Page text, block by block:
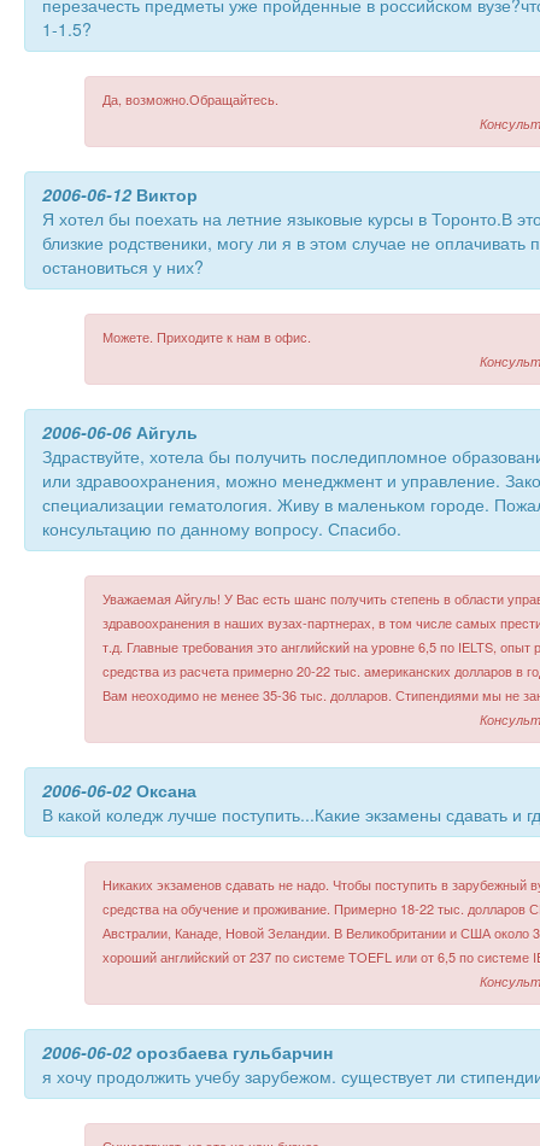
перезачесть предметы уже пройденные в российском
1-1.5?
Да, возможно.Обращайтесь.
2006-06-12Виктор
Я хотел бы поехать на летние языковые курсы в Торонто.В
близкие родственики, могу ли я в этом случае не оплачивать
остановиться у них?
Можете. Приходите к нам в офис.
2006-06-06 Айгуль
Здраствуйте, хотела бы получить последипломное
или здравоохранения, можно менеджмент и управление.
специализации гематология. Живу в маленьком городе.
консультацию по данному вопросу. Спасибо.
Уважаемая Айгуль! У Вас есть шанс получить степень в области
здравоохранения в наших вузах-партнерах, в том числе самых
т.д. Главные требования это английский на уровне 6,5 по IELTS, опыт
средства из расчета примерно 20-22 тыс. американских долларов в
Вам неоходимо не менее 35-36 тыс. долларов. Стипендиями мы не
2006-06-02Оксана
В какой коледж лучше поступить...Какие экзамены сдавать и
Никаких экзаменов сдавать не надо. Чтобы поступить в зарубежный
средства на обучение и проживание. Примерно 18-22 тыс. долларов
Австралии, Канаде, Новой Зеландии. В Великобритании и США около
хороший английский от 237 по системе TOEFL или от 6,5 по системе
2006-06-02орозбаева гульбарчин
я хочу продолжить учебу зарубежом. существует ли